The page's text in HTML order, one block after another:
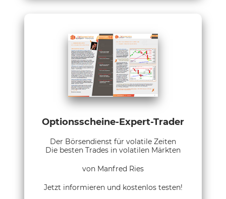
Optionsscheine-Expert-Trader
Der Börsendienst für volatile Zeiten
Die besten Trades in volatilen Märkten
von Manfred Ries
Jetzt informieren und kostenlos testen!